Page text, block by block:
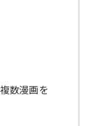
数漫画を